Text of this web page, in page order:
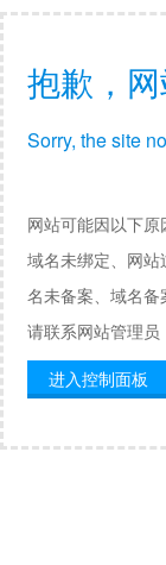
抱歉，
Sorry, the site
网站可能因以下原
域名未绑定、网
名未备案、域名备
请联系网站管理员
进入控制面板